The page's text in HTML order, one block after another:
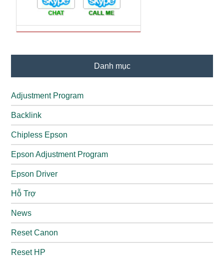
Danh mục
Adjustment Program
Backlink
Chipless Epson
Epson Adjustment Program
Epson Driver
Hỗ Trợ
News
Reset Canon
Reset HP